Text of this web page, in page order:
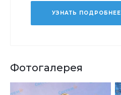
УЗНАТЬ ПОДРОБНЕЕ
Фотогалерея